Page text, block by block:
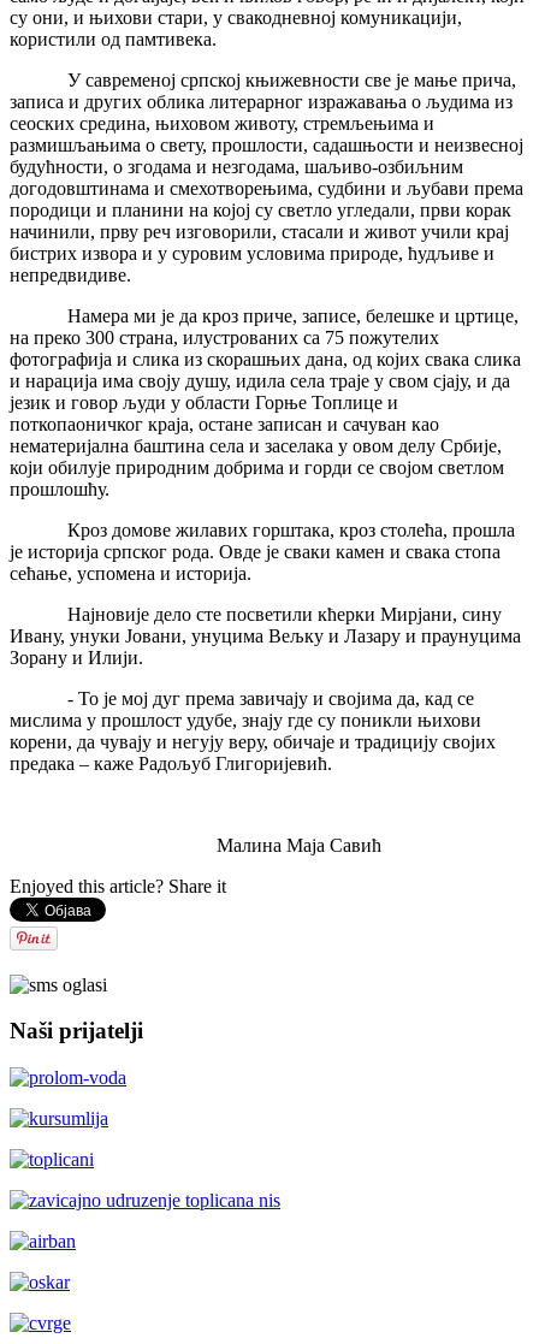
су они, и њихови стари, у свакодневној комуникацији,
користили од памтивека.
У савременој српској књижевности све је мање прича,
записа и других облика литерарног изражавања о људима из
сеоских средина, њиховом животу, стремљењима и
размишљањима о свету, прошлости, садашњости и неизвесној
будућности, о згодама и незгодама, шаљиво-озбиљним
догодовштинама и смехотворењима, судбини и љубави према
породици и планини на којој су светло угледали, први корак
начинили, прву реч изговорили, стасали и живот учили крај
бистрих извора и у суровим условима природе, ћудљиве и
непредвидиве.
Намера ми је да кроз приче, записе, белешке и цртице,
на преко 300 страна, илустрованих са 75 пожутелих
фотографија и слика из скорашњих дана, од којих свака слика
и нарација има своју душу, идила села траје у свом сјају, и да
језик и говор људи у области Горње Топлице и
поткопаоничког краја, остане записан и сачуван као
нематеријална баштина села и заселака у овом делу Србије,
који обилује природним добрима и горди се својом светлом
прошлошћу.
Кроз домове жилавих горштака, кроз столећа, прошла
је историја српског рода. Овде је сваки камен и свака стопа
сећање, успомена и историја.
Најновије дело сте посветили кћерки Мирјани, сину
Ивану, унуки Јовани, унуцима Вељку и Лазару и праунуцима
Зорану и Илији.
- То је мој дуг према завичају и својима да, кад се
мислима у прошлост удубе, знају где су поникли њихови
корени, да чувају и негују веру, обичаје и традицију својих
предака – каже Радољуб Глигоријевић.
Малина Маја Савић
Enjoyed this article? Share it
Naši prijatelji